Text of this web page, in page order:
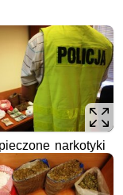
narkotyki